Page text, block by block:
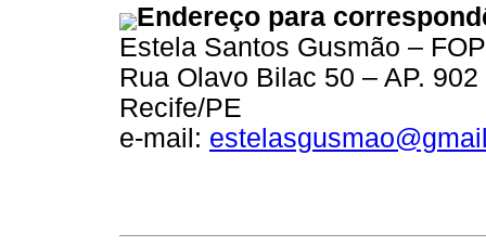
Endereço para
Estela Santos Gusmão –
Rua Olavo Bilac 50 – AP.
Recife/PE
e-mail: